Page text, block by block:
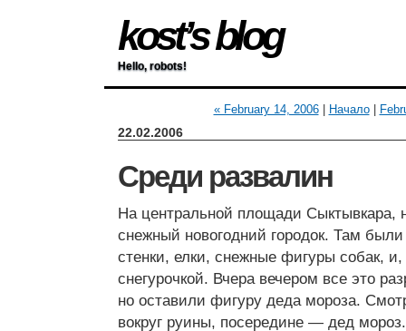
kost’s blog
Hello, robots!
« February 14, 2006| Начало|
22.02.2006
Среди развалин
На центральной площади Сыктывкара,
снежный новогодний городок. Там
стенки, елки, снежные фигуры собак,
снегурочкой. Вчера вечером все это
но оставили фигуру деда мороза.
вокруг руины, посередине — дед мороз.